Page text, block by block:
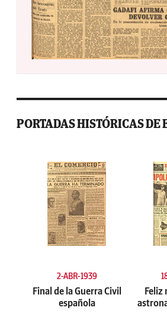
PORTADAS HISTÓRICAS DE
2-ABR-1939
Final de la Guerra Civil
española
Feliz